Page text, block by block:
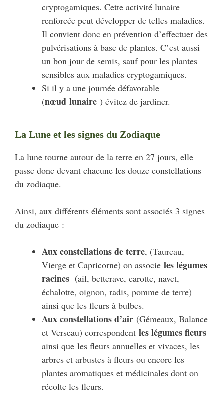
cryptogamiques. Cette activité lunaire
renforcée peut développer de telles maladies.
Il convient donc en prévention d’effectuer des
pulvérisations à base de plantes. C’est aussi
un bon jour de semis, sauf pour les plantes
sensibles aux maladies cryptogamiques.
Si il y a une journée défavorable
(nœud lunaire ) évitez de jardiner.
La Lune et les signes du Zodiaque
La lune tourne autour de la terre en 27 jours, elle
passe donc devant chacune les douze constellations
du zodiaque.
Ainsi, aux différents éléments sont associés 3 signes
du zodiaque :
Aux constellations de terre, (Taureau,
Vierge et Capricorne) on associe les légumes
racines (ail, betterave, carotte, navet,
échalotte, oignon, radis, pomme de terre)
ainsi que les fleurs à bulbes.
Aux constellations d’air (Gémeaux, Balance
et Verseau) correspondent les légumes fleurs
ainsi que les fleurs annuelles et vivaces, les
arbres et arbustes à fleurs ou encore les
plantes aromatiques et médicinales dont on
récolte les fleurs.